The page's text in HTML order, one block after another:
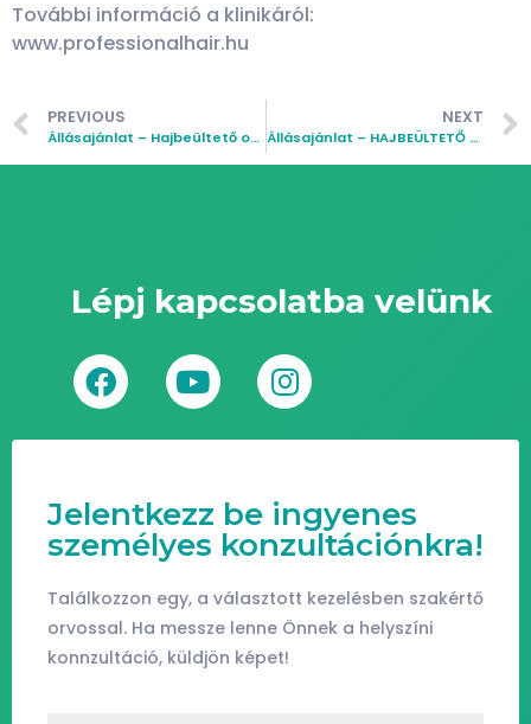
További információ a klinikáról:
www.professionalhair.hu
PREVIOUS
Állásajánlat – Hajbeültető orvos
NEXT
Állásajánlat – HAJBEÜLTETŐ ASSZISZTENS
Lépj kapcsolatba velünk
Jelentkezz be ingyenes
személyes konzultációnkra!
Találkozzon egy, a választott kezelésben szakértő
orvossal. Ha messze lenne Önnek a helyszíni
konnzultáció, küldjön képet!